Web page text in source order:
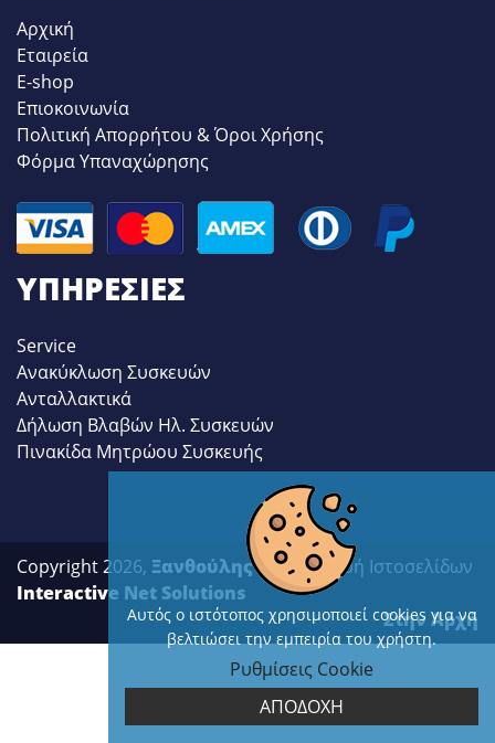
Αρχική
Εταιρεία
E-shop
Επιοκοινωνία
Πολιτική Απορρήτου & Όροι Χρήσης
Φόρμα Υπαναχώρησης
ΥΠΗΡΕΣΊΕΣ
Service
Ανακύκλωση Συσκευών
Ανταλλακτικά
Δήλωση Βλαβών Ηλ. Συσκευών
Πινακίδα Μητρώου Συσκευής
Copyright 2026, Ξανθούλης| Κατασκευή Ιστοσελίδων
Interactive Net Solutions
Στην Αρχή
Αυτός ο ιστότοπος χρησιμοποιεί cookies για να
βελτιώσει την εμπειρία του χρήστη.
Ρυθμίσεις Cookie
ΑΠΟΔΟΧΗ